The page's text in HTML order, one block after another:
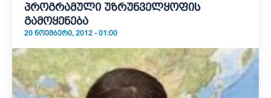
პროგრამული უზრუნველყოფის
გამოყენება
20 ᲜᲝᲔᲛᲑᲔᲠᲘ, 2012 - 01:00